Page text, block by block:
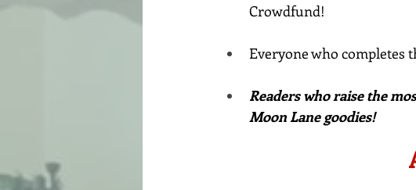
Crowdfund!
Everyone who completes
Readers who raise the
Moon Lane goodies!